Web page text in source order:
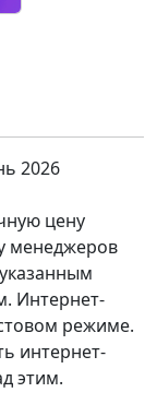
2026
цену
менеджеров
Интернет-
режиме.
интернет-
этим.